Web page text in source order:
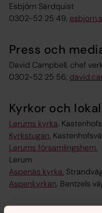
Esbjörn Särdquist
0302-52 25 49,
Press och
David Campbell, chef
0302-52 25 56,
Kyrkor och
Lerums kyrka.
Kyrkstugan.
Lerums församlingshem.
Lerum
Aspenäs kyrka.
Aspenkyrkan. Bentzels